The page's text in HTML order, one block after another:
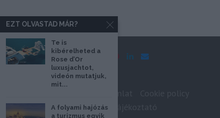
Adatkezelési tájékoztató
EZT OLVASTAD MÁR?
Te is
kibérelheted a
Rose d’Or
luxusjachtot,
videón mutatjuk,
mit...
A folyami hajózás
a turizmus egyik